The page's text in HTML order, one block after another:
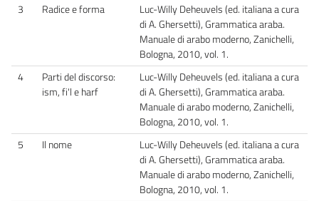
3
Radice e forma
Luc-Willy Deheuvels (ed. italiana a cura
di A. Ghersetti), Grammatica araba.
Manuale di arabo moderno, Zanichelli,
Bologna, 2010, vol. 1.
4
Parti del discorso:
ism, fi'l e harf
Luc-Willy Deheuvels (ed. italiana a cura
di A. Ghersetti), Grammatica araba.
Manuale di arabo moderno, Zanichelli,
Bologna, 2010, vol. 1.
5
Il nome
Luc-Willy Deheuvels (ed. italiana a cura
di A. Ghersetti), Grammatica araba.
Manuale di arabo moderno, Zanichelli,
Bologna, 2010, vol. 1.